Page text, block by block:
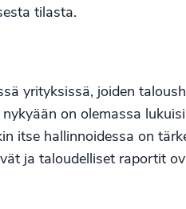
tilasta.
yrityksissä, joiden
on olemassa
itse hallinnoidessa on
ja taloudelliset raportit